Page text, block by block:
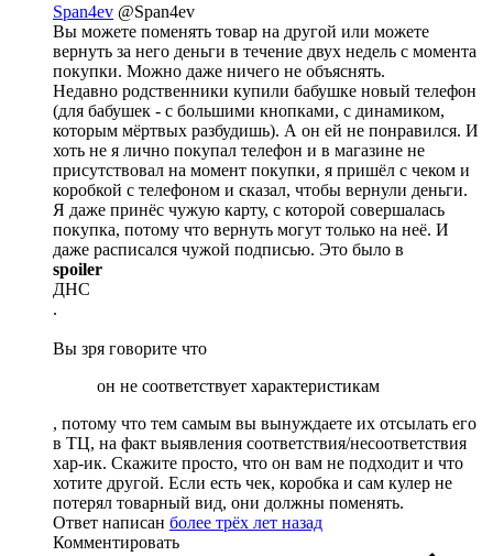
Span4ev @Span4ev
Вы можете поменять товар на другой или можете
вернуть за него деньги в течение двух недель с момента
покупки. Можно даже ничего не объяснять.
Недавно родственники купили бабушке новый телефон
(для бабушек - с большими кнопками, с динамиком,
которым мёртвых разбудишь). А он ей не понравился. И
хоть не я лично покупал телефон и в магазине не
присутствовал на момент покупки, я пришёл с чеком и
коробкой с телефоном и сказал, чтобы вернули деньги.
Я даже принёс чужую карту, с которой совершалась
покупка, потому что вернуть могут только на неё. И
даже расписался чужой подписью. Это было в
spoiler
ДНС
.
Вы зря говорите что
он не соответствует характеристикам
, потому что тем самым вы вынуждаете их отсылать его
в ТЦ, на факт выявления соответствия/несоответствия
хар-ик. Скажите просто, что он вам не подходит и что
хотите другой. Если есть чек, коробка и сам кулер не
потерял товарный вид, они должны поменять.
Ответ написан более трёх лет назад
Комментировать